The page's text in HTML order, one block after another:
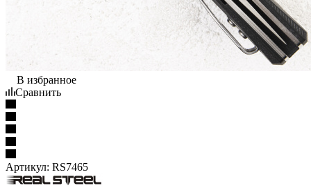
В избранное
Сравнить
Артикул: RS7465